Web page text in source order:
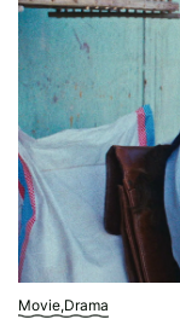
Movie,Drama